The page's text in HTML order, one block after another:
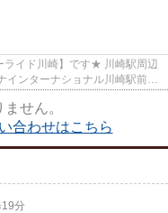
ライド川崎】です★ 川崎駅周辺
インターナショナル川崎駅前店
せん。
合わせはこちら
19分